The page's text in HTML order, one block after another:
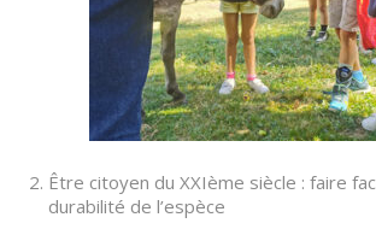
Être citoyen du XXIème siècle : faire
durabilité de l’espèce